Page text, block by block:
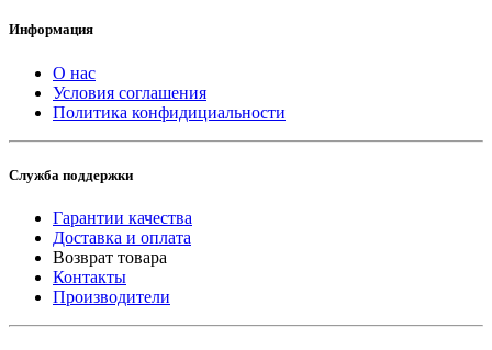
Информация
О нас
Условия соглашения
Политика конфидициальности
Служба поддержки
Гарантии качества
Доставка и оплата
Возврат товара
Контакты
Производители